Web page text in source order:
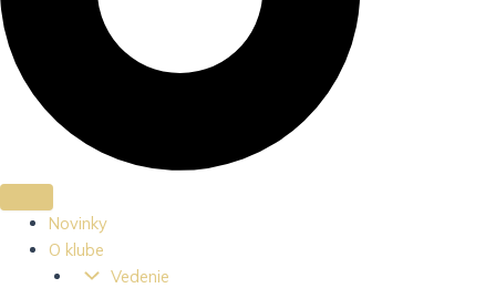
Novinky
O klube
Vedenie